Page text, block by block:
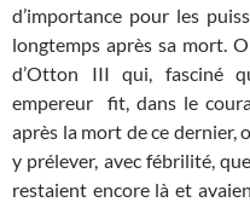
d’importance pour les
longtemps après sa mort.
d’Otton III qui, fasciné
empereur fit, dans le
après la mort de ce dernier,
y prélever, avec fébrilité,
restaient encore là et